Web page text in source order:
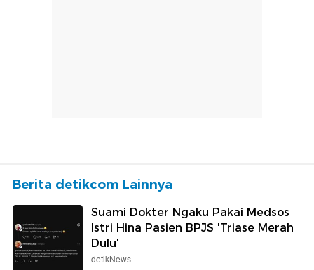
Berita detikcom Lainnya
Suami Dokter Ngaku Pakai Medsos
Istri Hina Pasien BPJS 'Triase Merah
Dulu'
detikNews